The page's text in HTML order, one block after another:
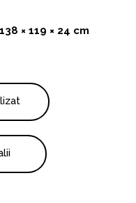
138 × 119 × 24 cm